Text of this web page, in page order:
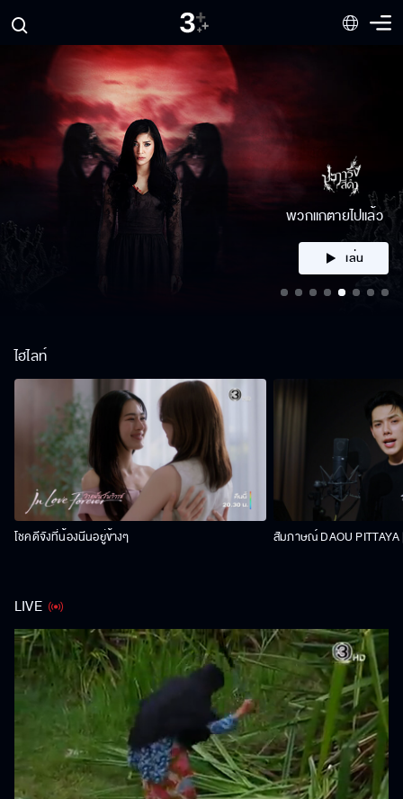
คลิก
ไฮไลท์
โชคดีจังที่น้องนีนอยู่ข้างๆ สัมภาษณ์ DAOU PITTAYA
LIVE